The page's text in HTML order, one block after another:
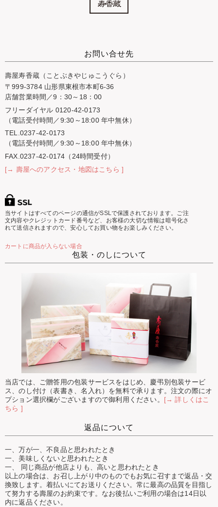
お問い合せ先
壽屋寿香蔵（ことぶきやじゅこうぐら）
〒999-3784 山形県東根市本町6-36
店舗営業時間／9：30～18：00
フリーダイヤル 0120-42-0173
（電話受付時間／9:30～18:00 年中無休）
TEL.0237-42-0173
（電話受付時間／9:30～18:00 年中無休）
FAX.0237-42-0174（24時間受付）
[→ 壽屋へのアクセス・地図はこちら ]
当サイトはすべてのページの通信がSSLで保護されております。ご注
文内容やクレジットカード番号など、お客様の大切な情報は暗号化さ
れて送信されますので、安心してお買い物をお楽しみください。
カートに商品が入らない場合
包装・のしについて
当店では、ご贈答用の包装サービスをはじめ、慶弔別包装サービ
ス、のし付け（表書き、名入れ）を無料で承ります。注文の際にオ
プション選択欄がございますので御利用ください。 [→ 詳しくはこ
ちら ]
返品について
一、万が一、不良品と思われたとき
一、美味しくないと思われたとき
一、 同じ商品が他店よりも、高いと思われたとき
以上の場合は、お召し上がり中のものでもお気に召すまで返品・交
換致します。着払いにてお送りください。常に最高の品質を目指し
て努力する壽屋のお約束です。なお後払いご利用の場合は14日以
内に返品ください。